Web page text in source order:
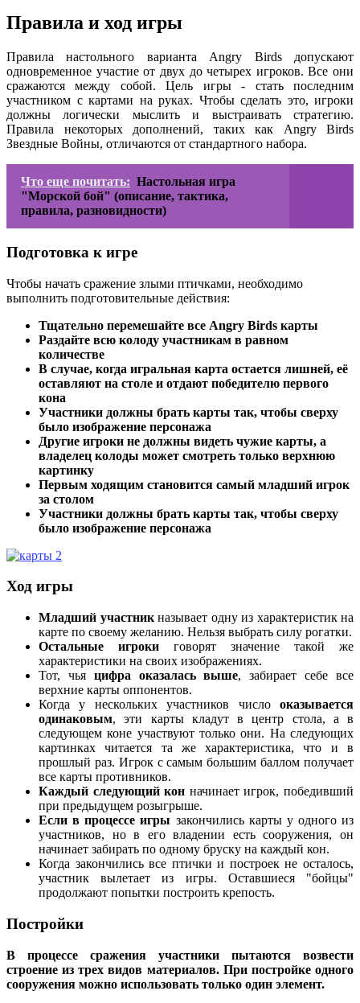
Правила и ход игры
Правила настольного варианта Angry Birds допускают
одновременное участие от двух до четырех игроков. Все они
сражаются между собой. Цель игры - стать последним
участником с картами на руках. Чтобы сделать это, игроки
должны логически мыслить и выстраивать стратегию.
Правила некоторых дополнений, таких как Angry Birds
Звездные Войны, отличаются от стандартного набора.
Что еще почитать: Настольная игра
"Морской бой" (описание, тактика,
правила, разновидности)
Подготовка к игре
Чтобы начать сражение злыми птичками, необходимо
выполнить подготовительные действия:
Тщательно перемешайте все Angry Birds карты
Раздайте всю колоду участникам в равном
количестве
В случае, когда игральная карта остается лишней, её
оставляют на столе и отдают победителю первого
кона
Участники должны брать карты так, чтобы сверху
было изображение персонажа
Другие игроки не должны видеть чужие карты, а
владелец колоды может смотреть только верхнюю
картинку
Первым ходящим становится самый младший игрок
за столом
Участники должны брать карты так, чтобы сверху
было изображение персонажа
Ход игры
Младший участникназывает одну из характеристик на
карте по своему желанию. Нельзя выбрать силу рогатки.
Остальные игроки говорят значение такой же
характеристики на своих изображениях.
Тот, чья цифра оказалась выше, забирает себе все
верхние карты оппонентов.
Когда у нескольких участников число оказывается
одинаковым, эти карты кладут в центр стола, а в
следующем коне участвуют только они. На следующих
картинках читается та же характеристика, что и в
прошлый раз. Игрок с самым большим баллом получает
все карты противников.
Каждый следующий кон начинает игрок, победивший
при предыдущем розыгрыше.
Если в процессе игры закончились карты у одного из
участников, но в его владении есть сооружения, он
начинает забирать по одному бруску на каждый кон.
Когда закончились все птички и построек не осталось,
участник вылетает из игры. Оставшиеся "бойцы"
продолжают попытки построить крепость.
Постройки
В процессе сражения участники пытаются возвести
строение из трех видов материалов. При постройке одного
сооружения можно использовать только один элемент.